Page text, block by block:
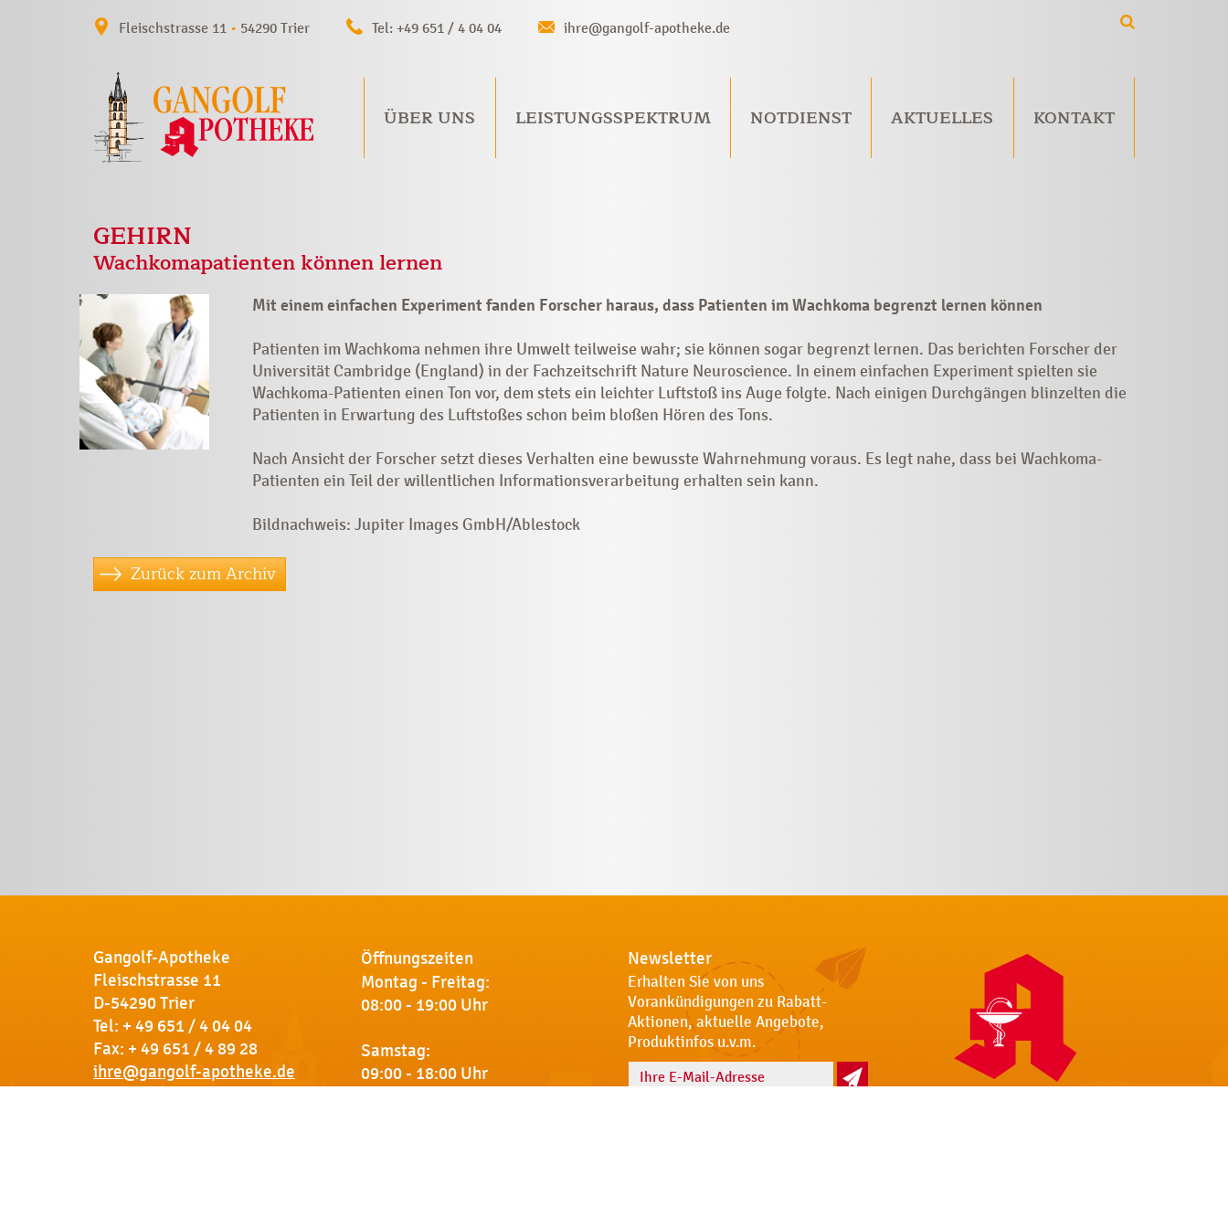
Fleischstrasse 11 • 54290 Trier Tel: +49 651 / 4 04 04 ihre@gangolf-apotheke.de
ÜBER UNS LEISTUNGSSPEKTRUM NOTDIENST AKTUELLES KONTAKT
GEHIRN
Wachkomapatienten können lernen
Mit einem einfachen Experiment fanden Forscher haraus, dass Patienten im Wachkoma begrenzt lernen können
Patienten im Wachkoma nehmen ihre Umwelt teilweise wahr; sie können sogar begrenzt lernen. Das berichten Forscher der
Universität Cambridge (England) in der Fachzeitschrift Nature Neuroscience. In einem einfachen Experiment spielten sie
Wachkoma-Patienten einen Ton vor, dem stets ein leichter Luftstoß ins Auge folgte. Nach einigen Durchgängen blinzelten die
Patienten in Erwartung des Luftstoßes schon beim bloßen Hören des Tons.
Nach Ansicht der Forscher setzt dieses Verhalten eine bewusste Wahrnehmung voraus. Es legt nahe, dass bei Wachkoma-
Patienten ein Teil der willentlichen Informationsverarbeitung erhalten sein kann.
Bildnachweis: Jupiter Images GmbH/Ablestock
Zurück zum Archiv
Gangolf-Apotheke
Fleischstrasse 11
D-54290 Trier
Tel: + 49 651 / 4 04 04
Fax: + 49 651 / 4 89 28
ihre@gangolf-apotheke.de
Öffnungszeiten
Montag - Freitag:
08:00 - 19:00 Uhr
Samstag:
09:00 - 18:00 Uhr
Newsletter
Erhalten Sie von uns
Vorankündigungen zu Rabatt-
Aktionen, aktuelle Angebote,
Produktinfos u.v.m.
Name